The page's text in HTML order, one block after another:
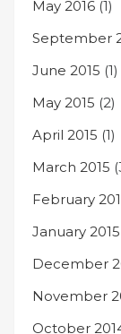
May 2016 (1)
September
June 2015 (1)
May 2015 (2)
April 2015 (1)
March 2015
February
January 2015
December
November
October